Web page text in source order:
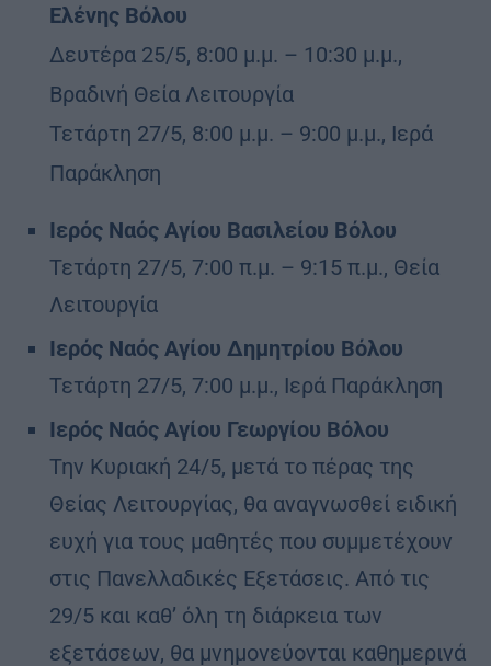
Ελένης Βόλου
Δευτέρα 25/5, 8:00 μ.μ. – 10:30 μ.μ.,
Βραδινή Θεία Λειτουργία
Τετάρτη 27/5, 8:00 μ.μ. – 9:00 μ.μ., Ιερά
Παράκληση
Ιερός Ναός Αγίου Βασιλείου Βόλου
Τετάρτη 27/5, 7:00 π.μ. – 9:15 π.μ., Θεία
Λειτουργία
Ιερός Ναός Αγίου Δημητρίου Βόλου
Τετάρτη 27/5, 7:00 μ.μ., Ιερά Παράκληση
Ιερός Ναός Αγίου Γεωργίου Βόλου
Την Κυριακή 24/5, μετά το πέρας της
Θείας Λειτουργίας, θα αναγνωσθεί ειδική
ευχή για τους μαθητές που συμμετέχουν
στις Πανελλαδικές Εξετάσεις. Από τις
29/5 και καθ’ όλη τη διάρκεια των
εξετάσεων, θα μνημονεύονται καθημερινά